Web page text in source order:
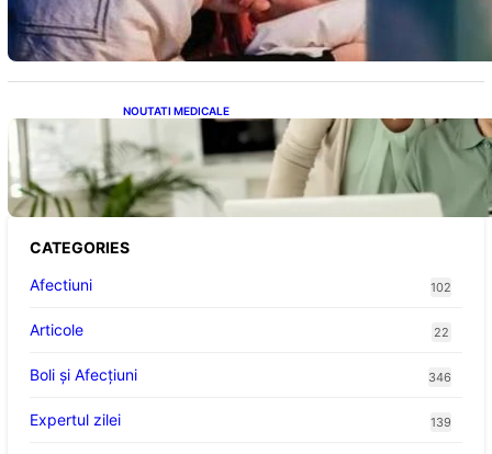
NOUTATI MEDICALE
Sprijin financiar pentru pensionari: Ce
înseamnă ajutoarele de până la 500 de lei în
2026
CATEGORIES
Afectiuni
102
Articole 22
Boli și Afecțiuni 346
Expertul zilei 139